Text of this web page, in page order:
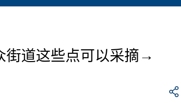
街道这些点可以采摘→